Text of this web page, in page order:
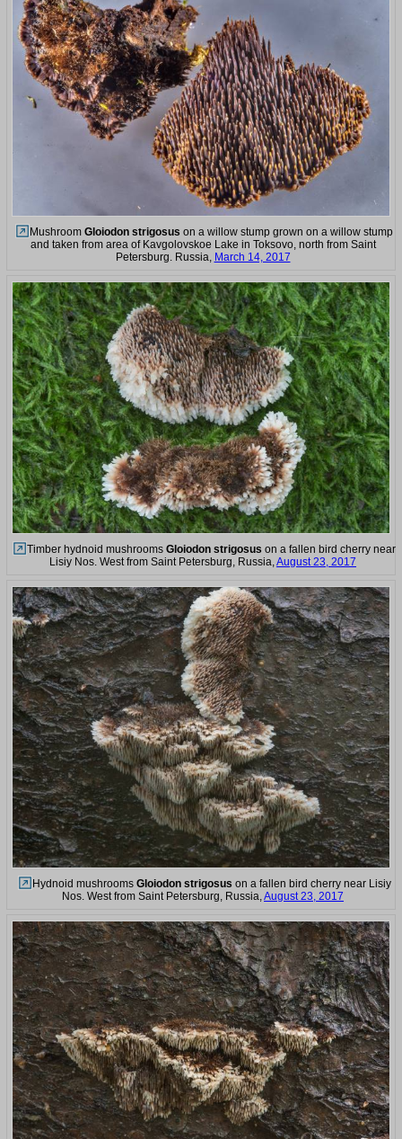
Mushroom Gloiodon strigosus on a willow stump grown on a willow stump
and taken from area of Kavgolovskoe Lake in Toksovo, north from Saint
Petersburg. Russia, March 14, 2017
Timber hydnoid mushrooms Gloiodon strigosus on a fallen bird cherry near
Lisiy Nos. West from Saint Petersburg, Russia,August 23, 2017
Hydnoid mushrooms Gloiodon strigosus on a fallen bird cherry near Lisiy
Nos. West from Saint Petersburg, Russia,August 23, 2017